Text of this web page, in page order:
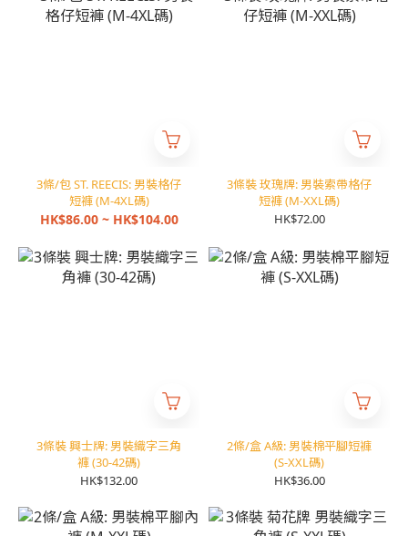
3條/包 ST. REECIS: 男裝格仔
短褲 (M-4XL碼)
HK$86.00 ~ HK$104.00
3條裝 玫瑰牌: 男裝索帶格仔
短褲 (M-XXL碼)
HK$72.00
3條裝 興士牌: 男裝織字三角
褲 (30-42碼)
HK$132.00
2條/盒 A級: 男裝棉平腳短褲
(S-XXL碼)
HK$36.00